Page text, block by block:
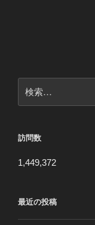
ー
ジ
り
索:
訪問数
1,449,372
最近の投稿